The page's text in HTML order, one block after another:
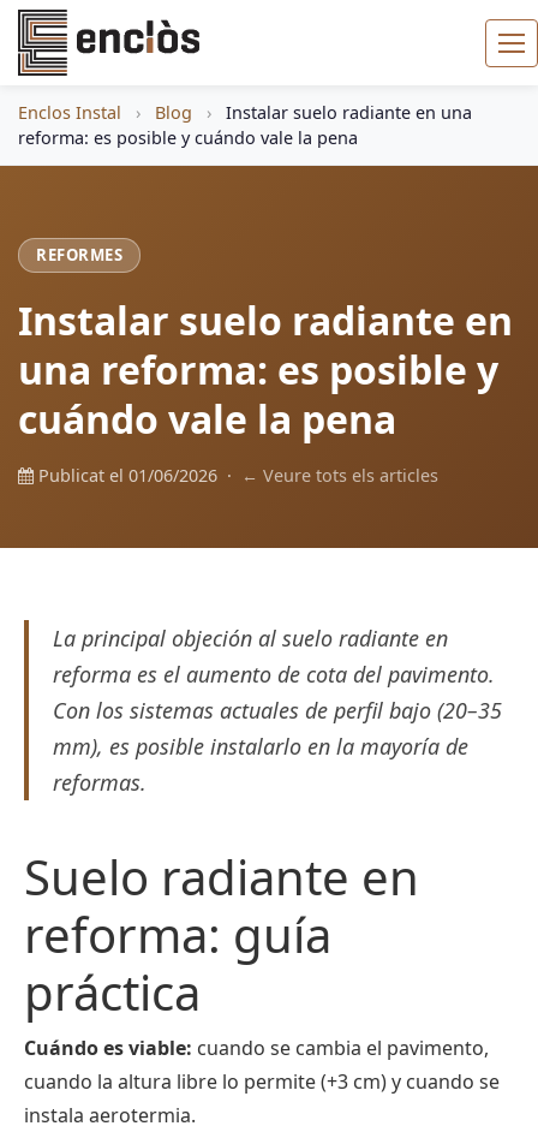
Enclos Instal › Blog ›
Instalar suelo radiante en una
reforma: es posible y cuándo vale la pena
REFORMES
Instalar suelo radiante en
una reforma: es posible y
cuándo vale la pena
Publicat el 01/06/2026 · ← Veure tots els articles
La principal objeción al suelo radiante en
reforma es el aumento de cota del pavimento.
Con los sistemas actuales de perfil bajo (20–35
mm), es posible instalarlo en la mayoría de
reformas.
Suelo radiante en
reforma: guía
práctica
Cuándo es viable: cuando se cambia el pavimento,
cuando la altura libre lo permite (+3 cm) y cuando se
instala aerotermia.